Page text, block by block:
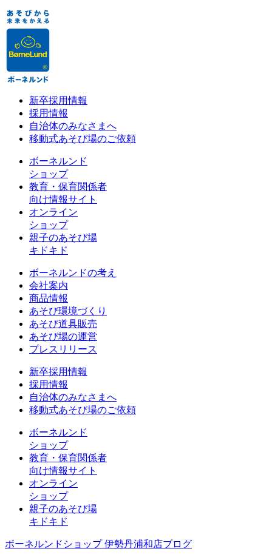
新卒採用情報
採用情報
自治体のみなさまへ
移動式あそび場のご依頼
ボーネルンド
ショップ
教育・保育関係者
向け情報サイト
オンライン
ショップ
親子のあそび場
キドキド
ボーネルンドの考え
会社案内
商品情報
あそび環境づくり
あそび道具販売
あそび場の運営
プレスリリース
新卒採用情報
採用情報
自治体のみなさまへ
移動式あそび場のご依頼
ボーネルンド
ショップ
教育・保育関係者
向け情報サイト
オンライン
ショップ
親子のあそび場
キドキド
ボーネルンドショップ 伊勢丹浦和店ブログ